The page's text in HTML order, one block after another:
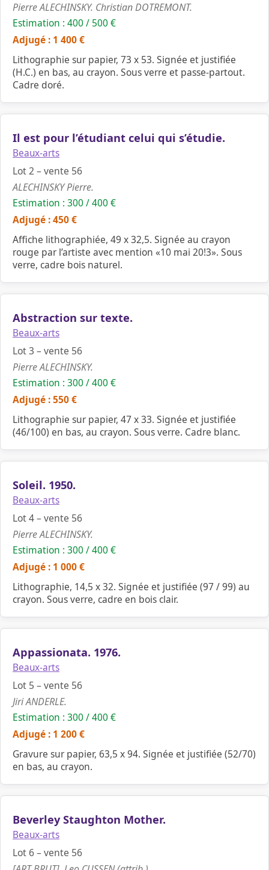
Pierre ALECHINSKY. Christian DOTREMONT.
Estimation : 400 / 500 €
Adjugé : 1 400 €
Lithographie sur papier, 73 x 53. Signée et justifiée
(H.C.) en bas, au crayon. Sous verre et passe-partout.
Cadre doré.
Il est pour l’étudiant celui qui s’étudie.
Beaux-arts
Lot 2 – vente 56
ALECHINSKY Pierre.
Estimation : 300 / 400 €
Adjugé : 450 €
Affiche lithographiée, 49 x 32,5. Signée au crayon
rouge par l’artiste avec mention «10 mai 20!3». Sous
verre, cadre bois naturel.
Abstraction sur texte.
Beaux-arts
Lot 3 – vente 56
Pierre ALECHINSKY.
Estimation : 300 / 400 €
Adjugé : 550 €
Lithographie sur papier, 47 x 33. Signée et justifiée
(46/100) en bas, au crayon. Sous verre. Cadre blanc.
Soleil. 1950.
Beaux-arts
Lot 4 – vente 56
Pierre ALECHINSKY.
Estimation : 300 / 400 €
Adjugé : 1 000 €
Lithographie, 14,5 x 32. Signée et justifiée (97 / 99) au
crayon. Sous verre, cadre en bois clair.
Appassionata. 1976.
Beaux-arts
Lot 5 – vente 56
Jiri ANDERLE.
Estimation : 300 / 400 €
Adjugé : 1 200 €
Gravure sur papier, 63,5 x 94. Signée et justifiée (52/70)
en bas, au crayon.
Beverley Staughton Mother.
Beaux-arts
Lot 6 – vente 56